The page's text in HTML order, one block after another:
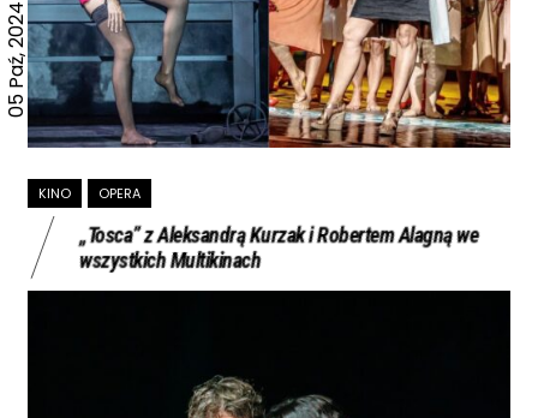
05 Paź, 2024
KINO OPERA
„Tosca” z Aleksandrą Kurzak i Robertem Alagną we
wszystkich Multikinach